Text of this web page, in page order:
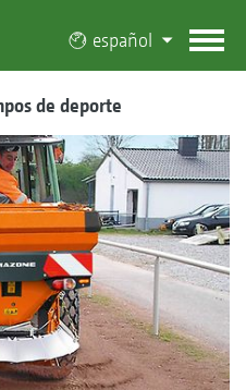
español
de deporte